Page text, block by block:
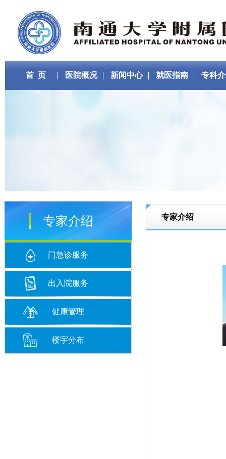
首 页 医院概况 新闻中心 就医指南 专科
专家介绍
门急诊服务
出入院服务
健康管理
楼宇分布
专家介绍